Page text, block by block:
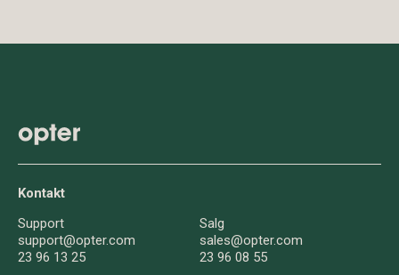
Kontakt
Support
support@opter.com
23 96 13 25
Salg
sales@opter.com
23 96 08 55